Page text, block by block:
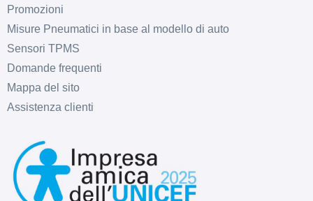
Promozioni
Misure Pneumatici in base al modello di auto
Sensori TPMS
Domande frequenti
Mappa del sito
Assistenza clienti